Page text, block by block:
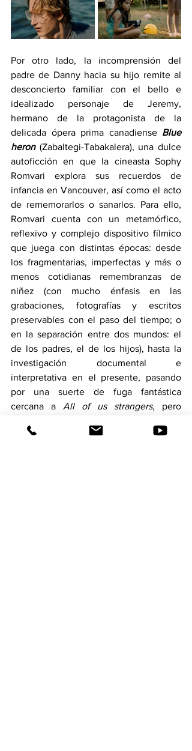
Por otro lado, la incomprensión del
padre de Danny hacia su hijo remite al
desconcierto familiar con el bello e
idealizado personaje de Jeremy,
hermano de la protagonista de la
delicada ópera prima canadiense Blue
heron (Zabaltegi-Tabakalera), una dulce
autoficción en que la cineasta Sophy
Romvari explora sus recuerdos de
infancia en Vancouver, así como el acto
de rememorarlos o sanarlos. Para ello,
Romvari cuenta con un metamórfico,
reflexivo y complejo dispositivo fílmico
que juega con distintas épocas: desde
los fragmentarias, imperfectas y más o
menos cotidianas remembranzas de
niñez (con mucho énfasis en las
grabaciones, fotografías y escritos
preservables con el paso del tiempo; o
en la separación entre dos mundos: el
de los padres, el de los hijos), hasta la
investigación documental e
interpretativa en el presente, pasando
por una suerte de fuga fantástica
cercana a All of us strangers, pero